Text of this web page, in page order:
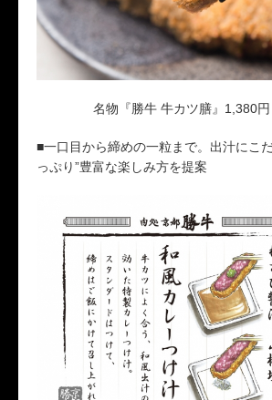
名物『勝牛 牛カツ膳』1,380円
■一口目から締めの一粒まで。出汁にこ
っぷり”豊富な楽しみ方を提案